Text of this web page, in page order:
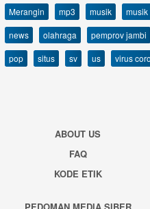
Merangin
mp3 musik
news
olahraga pemprov jambi
pop
situs sv us virus
ABOUT US
FAQ
KODE ETIK